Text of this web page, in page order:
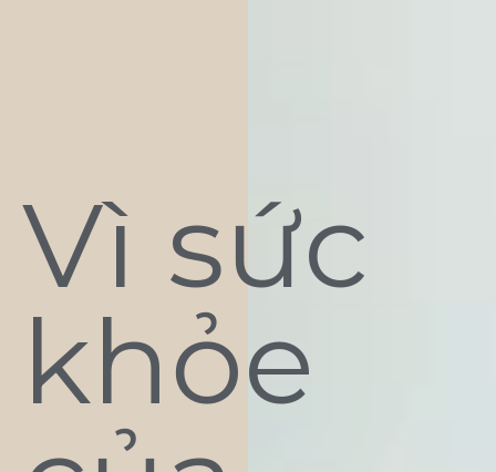
Vì sức
khỏe